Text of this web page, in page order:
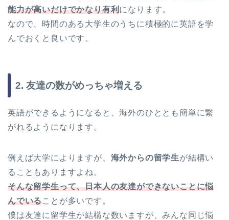
能力が高いだけでかなり有利 になります。
なので、時間のある大学生のうちに積極的に英語を学
んでおくと良いです。
2. 友達の数がめっちゃ増える
英語ができるようになると、海外のひととも簡単に繋
がれるようになります。
例えば大学によりますが、 海外からの留学生が結構い
ることもありますよね。
そんな留学生って、日本人の友達ができないことに悩
んでいることが多いです。
僕は友達に留学生が結構な数いますが、みんな同じ悩